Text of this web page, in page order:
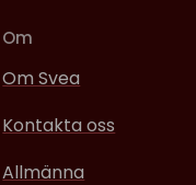
Om
Om Svea
Kontakta oss
Allmänna